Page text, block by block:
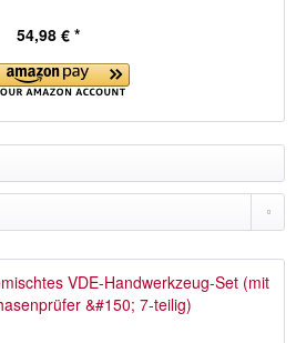
54,98 € *